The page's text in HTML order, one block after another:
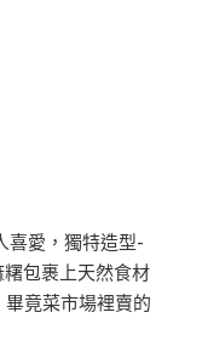
喜愛，獨特造型-
包裹上天然食材
竟菜市場裡賣的